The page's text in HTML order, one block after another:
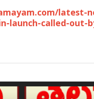
latest-
launch-called-out-